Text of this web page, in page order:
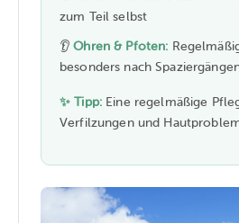
zum Teil selbst
👂Ohren & Pfoten:
besonders nach
✨ Tipp:Eine regelmäßige
Verfilzungen und